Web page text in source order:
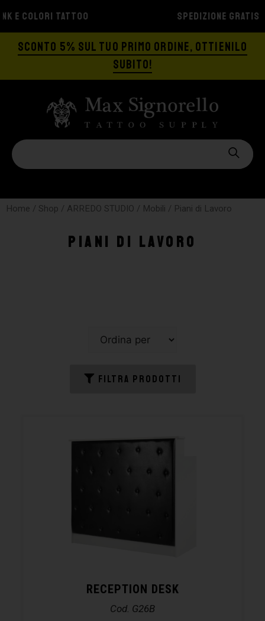
SPEDIZIONE GRATIS A PARTIRE DA €129
SCONTO 5% SUL TUO PRIMO ORDINE, OTTIENILO
SUBITO!
Home / Shop / ARREDO STUDIO / Mobili / Piani di Lavoro
Piani di Lavoro
FILTRA PRODOTTI
RECEPTION DESK
Cod. G26B